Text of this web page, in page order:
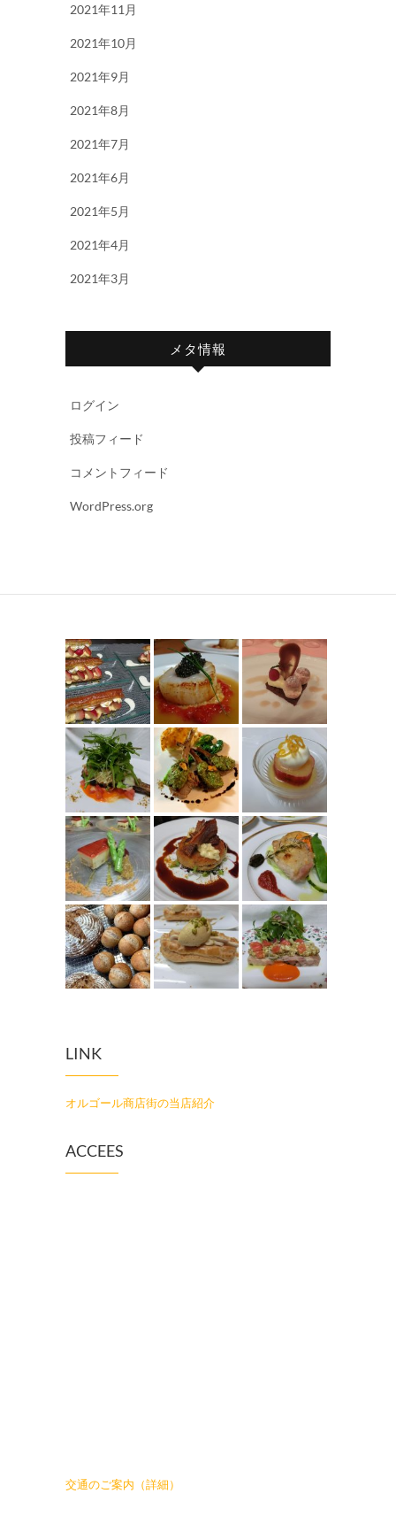
2021年11月
2021年10月
2021年9月
2021年8月
2021年7月
2021年6月
2021年5月
2021年4月
2021年3月
メタ情報
ログイン
投稿フィード
コメントフィード
WordPress.org
LINK
オルゴール商店街の当店紹介
ACCEES
交通のご案内（詳細）